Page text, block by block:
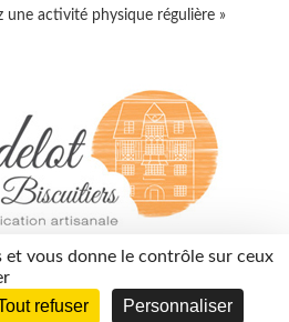
une activité physique régulière »
74 05 01 10
et vous donne le contrôle sur ceux
refuser Personnaliser